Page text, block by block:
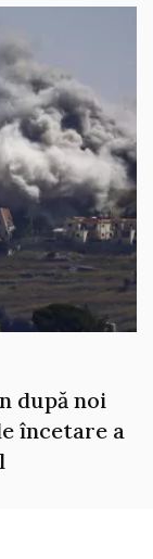
după noi
încetare a